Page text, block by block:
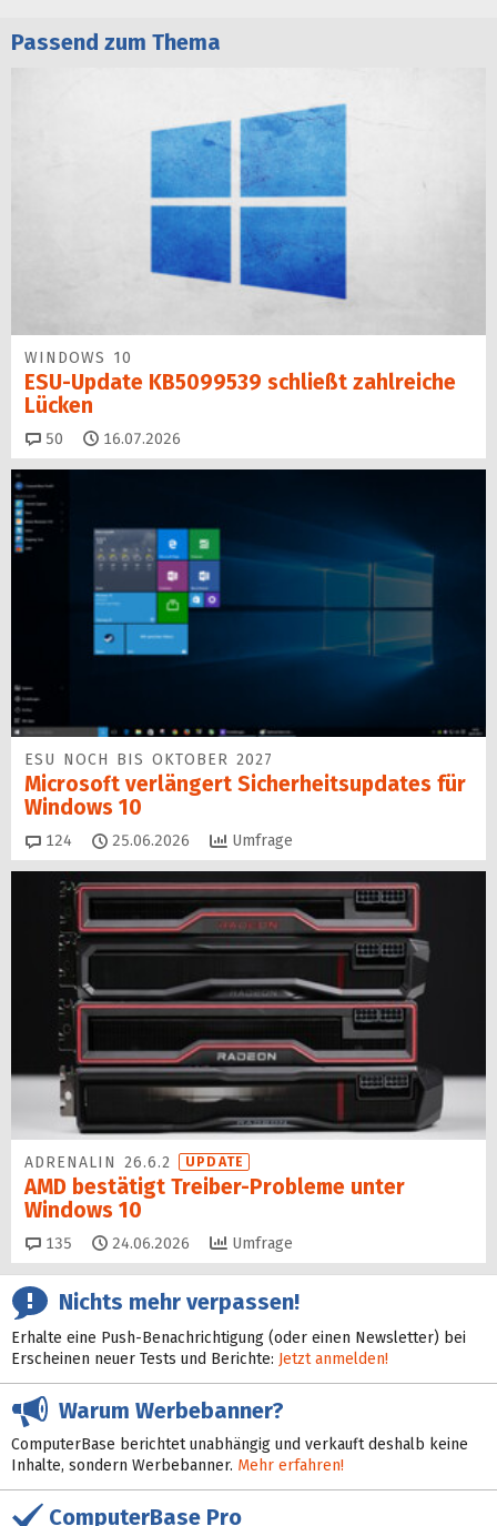
Passend zum Thema
WINDOWS 10
ESU-Update KB5099539 schließt zahlreiche
Lücken
50 Kommentare
16.07.2026
ESU NOCH BIS OKTOBER 2027
Microsoft verlängert Sicherheitsupdates für
Windows 10
124 Kommentare
25.06.2026 Umfrage
ADRENALIN 26.6.2 UPDATE
AMD bestätigt Treiber-Probleme unter
Windows 10
135 Kommentare
24.06.2026 Umfrage
Nichts mehr verpassen!
Erhalte eine Push-Benachrichtigung (oder einen Newsletter) bei
Erscheinen neuer Tests und Berichte: Jetzt anmelden!
Warum Werbebanner?
ComputerBase berichtet unabhängig und verkauft deshalb keine
Inhalte, sondern Werbebanner. Mehr erfahren!
ComputerBase Pro